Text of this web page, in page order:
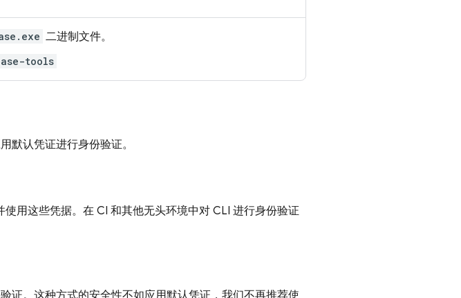
二进制文件。
tools
默认凭证进行身份验证。
使用这些凭据。在 CI 和其他无头环境中对 CLI 进行身份验证
证。这种方式的安全性不如应用默认凭证，我们不再推荐使